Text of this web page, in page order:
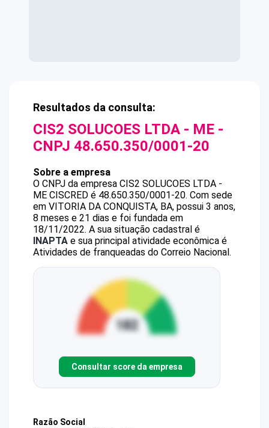
Resultados da consulta:
CIS2 SOLUCOES LTDA - ME -
CNPJ 48.650.350/0001-20
Sobre a empresa
O CNPJ da empresa CIS2 SOLUCOES LTDA -
ME CISCRED é 48.650.350/0001-20. Com sede
em VITORIA DA CONQUISTA, BA, possui 3 anos,
8 meses e 21 dias e foi fundada em
18/11/2022. A sua situação cadastral é
INAPTA e sua principal atividade econômica é
Atividades de franqueadas do Correio Nacional.
Consultar score da empresa
Razão Social